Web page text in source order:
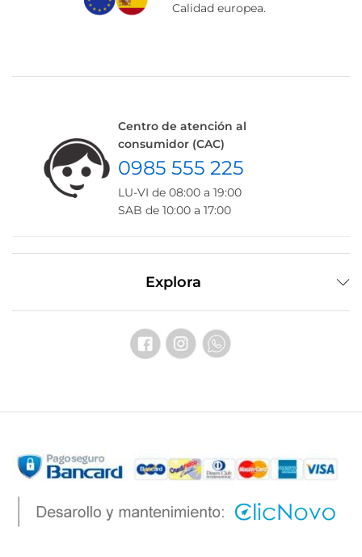
Calidad europea.
Centro de atención al
consumidor (CAC)
0985 555 225
LU-VI de 08:00 a 19:00
SAB de 10:00 a 17:00
Explora